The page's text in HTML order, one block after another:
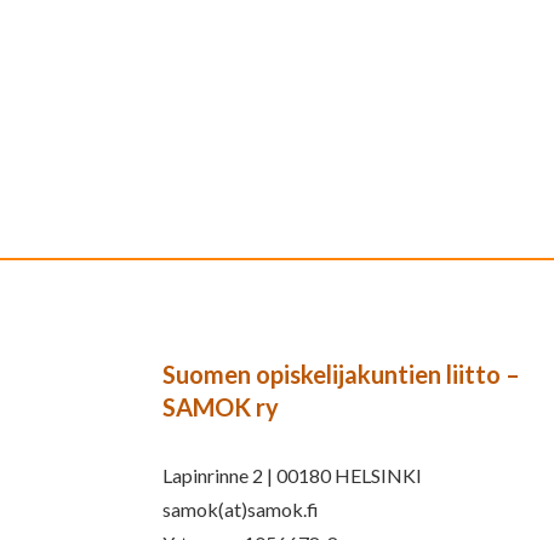
Suomen opiskelijakuntien liitto –
SAMOK ry
Lapinrinne 2 | 00180 HELSINKI
samok(at)samok.fi